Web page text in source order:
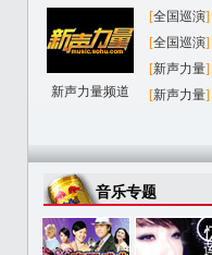
新声力量频道
[全国巡演]
[全国巡演]
[新声力量]
[新声力量]
音乐专题